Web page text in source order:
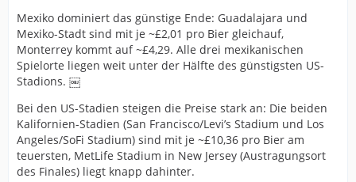
Mexiko dominiert das günstige Ende: Guadalajara und
Mexiko-Stadt sind mit je ~£2,01 pro Bier gleichauf,
Monterrey kommt auf ~£4,29. Alle drei mexikanischen
Spielorte liegen weit unter der Hälfte des günstigsten US-
Stadions. ￼
Bei den US-Stadien steigen die Preise stark an: Die beiden
Kalifornien-Stadien (San Francisco/Levi’s Stadium und Los
Angeles/SoFi Stadium) sind mit je ~£10,36 pro Bier am
teuersten, MetLife Stadium in New Jersey (Austragungsort
des Finales) liegt knapp dahinter.